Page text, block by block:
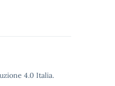
4.0 Italia.